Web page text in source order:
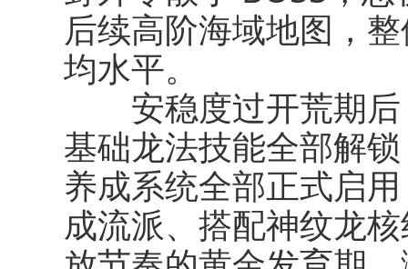
后续高阶海域地图，
均水平。
安稳度过开荒期后
基础龙法技能全部解
养成系统全部正式启
成流派、搭配神纹龙